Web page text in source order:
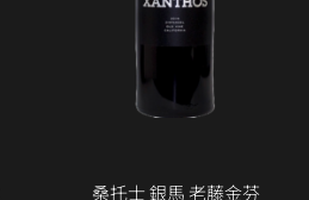
桑托士 銀馬 老藤金芬